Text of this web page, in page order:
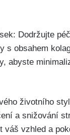
Dodržujte
s obsahem
abyste
životního
a snižování
váš ‌vzhled a